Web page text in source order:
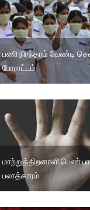
பணி நிரந்தரம் வேண்டி
போராட்டம்
மாற்றுத்திறனாளி பெண்
பலாத்காரம்